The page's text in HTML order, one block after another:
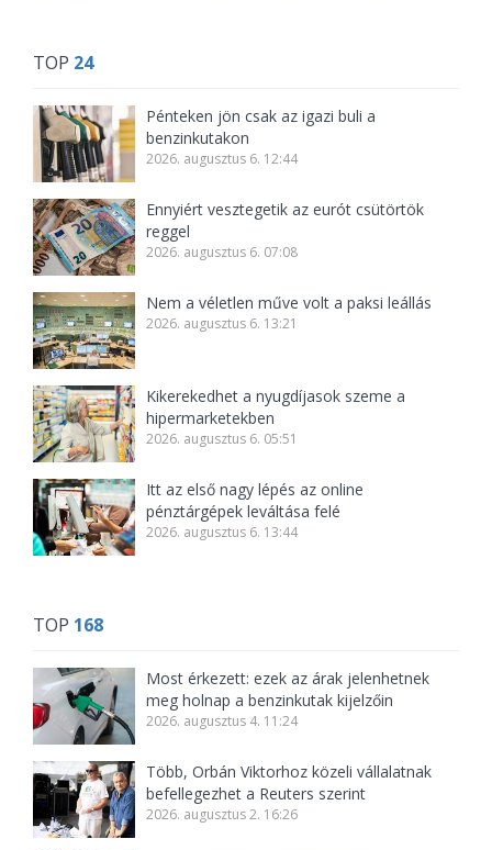
TOP 24
Pénteken jön csak az igazi buli a
benzinkutakon
2026. augusztus 6. 12:44
Ennyiért vesztegetik az eurót csütörtök
reggel
2026. augusztus 6. 07:08
Nem a véletlen műve volt a paksi leállás
2026. augusztus 6. 13:21
Kikerekedhet a nyugdíjasok szeme a
hipermarketekben
2026. augusztus 6. 05:51
Itt az első nagy lépés az online
pénztárgépek leváltása felé
2026. augusztus 6. 13:44
TOP 168
Most érkezett: ezek az árak jelenhetnek
meg holnap a benzinkutak kijelzőin
2026. augusztus 4. 11:24
Több, Orbán Viktorhoz közeli vállalatnak
befellegezhet a Reuters szerint
2026. augusztus 2. 16:26